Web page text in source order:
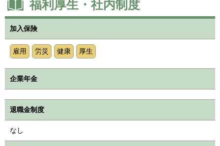
福利厚生・社内制度
加入保険
雇用 労災 健康 厚生
企業年金
退職金制度
なし